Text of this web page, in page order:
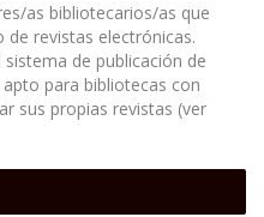
as bibliotecarios/as que
de revistas electrónicas.
de publicación de
para bibliotecas con
sus propias revistas (ver